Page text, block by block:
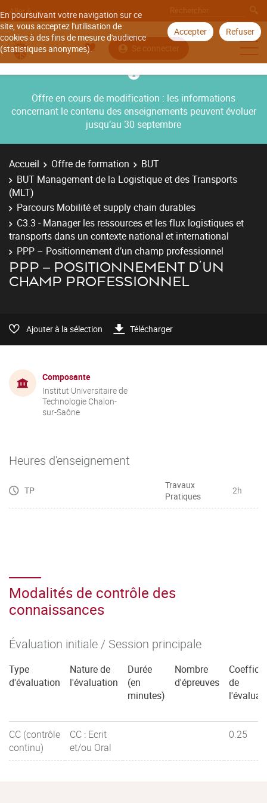
En poursuivant votre navigation sur ce
site, vous acceptez l'utilisation de
cookies à des fins de mesure d'audience
(statistiques anonymes).
Accepter Refuser
Aller à
Se connecter
Offre en cours de modification : les informations
concernant le contenu des enseignements peuvent évoluer
jusqu’au 30 septembre
Accueil Offre de formation
BUT
BUT Management de la Logistique et des Transports
(MLT)
Parcours Mobilité et supply chain durables
C3.3 - Manager les ressources et les flux logistiques et
transports dans un contexte national et international
PPP – Positionnement d’un champ professionnel
PPP – POSITIONNEMENT D’UN
CHAMP PROFESSIONNEL
Ajouter à la sélection Télécharger
Composante
Institut Universitaire de
Technologie Chalon-
sur-Saône
Heures d'enseignement
TP
Travaux
Pratiques
2h
Modalités de contrôle des
connaissances
Évaluation initiale / Session principale
Type
d'évaluation
Nature de
l'évaluation
Durée
(en
minutes)
Nombre
d'épreuves
de
CC (contrôle
continu)
CC : Ecrit
et/ou Oral
0.25